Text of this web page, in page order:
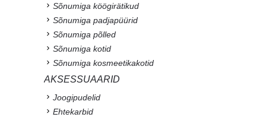
Sõnumiga köögirätikud
Sõnumiga padjapüürid
Sõnumiga põlled
Sõnumiga kotid
Sõnumiga kosmeetikakotid
AKSESSUAARID
Joogipudelid
Ehtekarbid